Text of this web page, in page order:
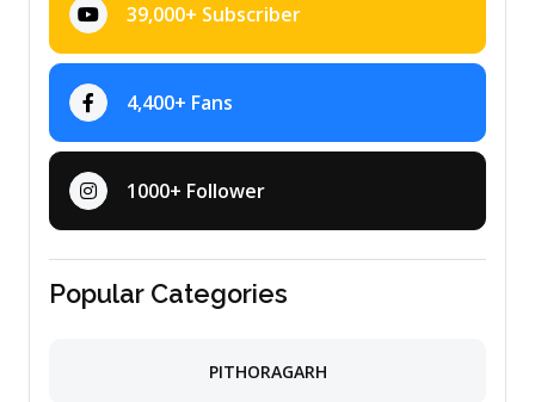
39,000+ Subscriber
4,400+ Fans
1000+ Follower
Popular Categories
PITHORAGARH